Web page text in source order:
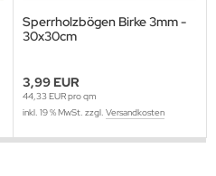
Sperrholzbögen Birke 3mm -
30x30cm
3,99 EUR
44,33 EUR pro qm
inkl. 19 % MwSt. zzgl. Versandkosten